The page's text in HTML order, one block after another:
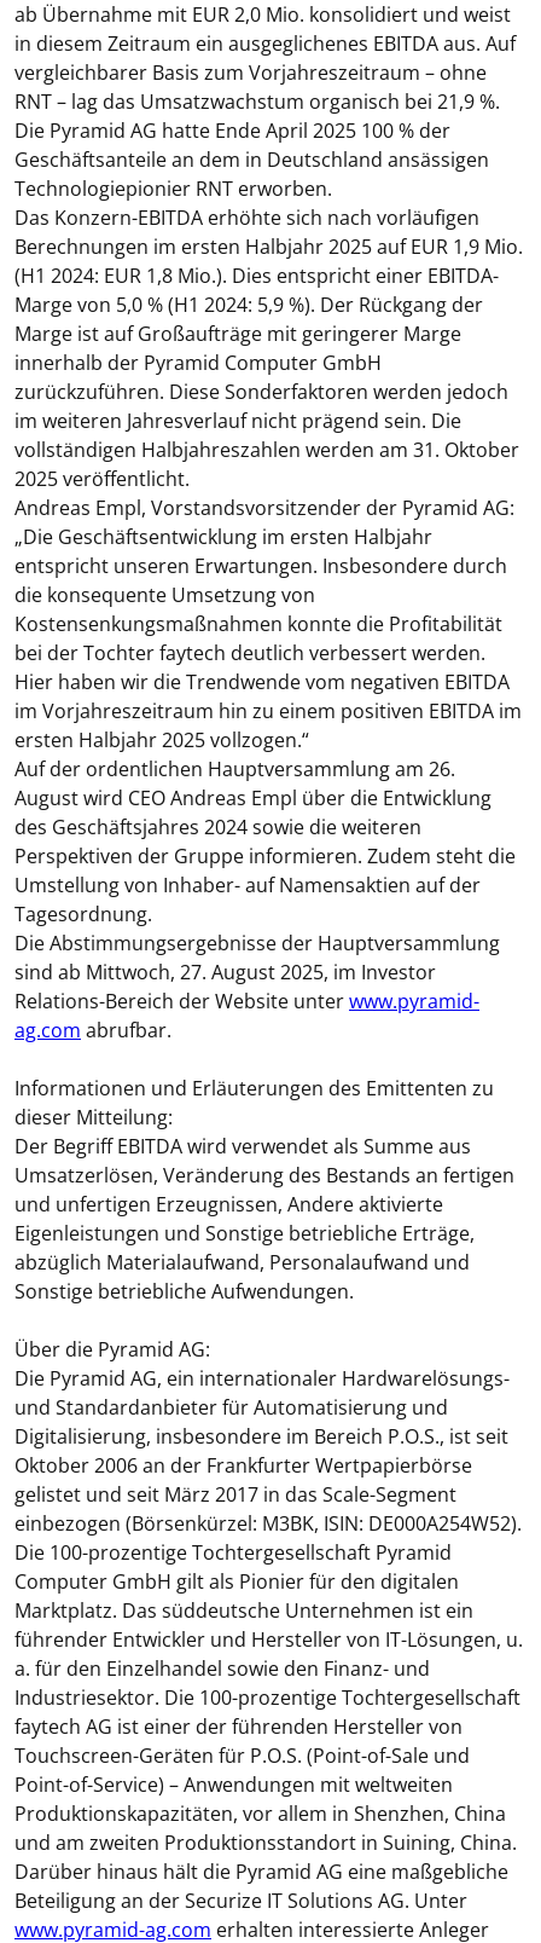
ab Übernahme mit EUR 2,0 Mio. konsolidiert und weist
in diesem Zeitraum ein ausgeglichenes EBITDA aus. Auf
vergleichbarer Basis zum Vorjahreszeitraum – ohne
RNT – lag das Umsatzwachstum organisch bei 21,9 %.
Die Pyramid AG hatte Ende April 2025 100 % der
Geschäftsanteile an dem in Deutschland ansässigen
Technologiepionier RNT erworben.
Das Konzern-EBITDA erhöhte sich nach vorläufigen
Berechnungen im ersten Halbjahr 2025 auf EUR 1,9 Mio.
(H1 2024: EUR 1,8 Mio.). Dies entspricht einer EBITDA-
Marge von 5,0 % (H1 2024: 5,9 %). Der Rückgang der
Marge ist auf Großaufträge mit geringerer Marge
innerhalb der Pyramid Computer GmbH
zurückzuführen. Diese Sonderfaktoren werden jedoch
im weiteren Jahresverlauf nicht prägend sein. Die
vollständigen Halbjahreszahlen werden am 31. Oktober
2025 veröffentlicht.
Andreas Empl, Vorstandsvorsitzender der Pyramid AG:
„Die Geschäftsentwicklung im ersten Halbjahr
entspricht unseren Erwartungen. Insbesondere durch
die konsequente Umsetzung von
Kostensenkungsmaßnahmen konnte die Profitabilität
bei der Tochter faytech deutlich verbessert werden.
Hier haben wir die Trendwende vom negativen EBITDA
im Vorjahreszeitraum hin zu einem positiven EBITDA im
ersten Halbjahr 2025 vollzogen.“
Auf der ordentlichen Hauptversammlung am 26.
August wird CEO Andreas Empl über die Entwicklung
des Geschäftsjahres 2024 sowie die weiteren
Perspektiven der Gruppe informieren. Zudem steht die
Umstellung von Inhaber- auf Namensaktien auf der
Tagesordnung.
Die Abstimmungsergebnisse der Hauptversammlung
sind ab Mittwoch, 27. August 2025, im Investor
Relations-Bereich der Website unterwww.pyramid-
ag.com abrufbar.
Informationen und Erläuterungen des Emittenten zu
dieser Mitteilung:
Der BegriffEBITDAwird verwendet als Summe aus
Umsatzerlösen, Veränderung des Bestands an fertigen
und unfertigen Erzeugnissen, Andere aktivierte
Eigenleistungen und Sonstige betriebliche Erträge,
abzüglich Materialaufwand, Personalaufwand und
Sonstige betriebliche Aufwendungen.
Über die Pyramid AG:
Die Pyramid AG, ein internationaler Hardwarelösungs-
und Standardanbieter für Automatisierung und
Digitalisierung, insbesondere im Bereich P.O.S., ist seit
Oktober 2006 an der Frankfurter Wertpapierbörse
gelistet und seit März 2017 in das Scale-Segment
einbezogen (Börsenkürzel: M3BK, ISIN: DE000A254W52).
Die 100-prozentige Tochtergesellschaft Pyramid
Computer GmbH gilt als Pionier für den digitalen
Marktplatz. Das süddeutsche Unternehmen ist ein
führender Entwickler und Hersteller von IT-Lösungen, u.
a. für den Einzelhandel sowie den Finanz- und
Industriesektor. Die 100-prozentige Tochtergesellschaft
faytech AG ist einer der führenden Hersteller von
Touchscreen-Geräten für P.O.S. (Point-of-Sale und
Point-of-Service) – Anwendungen mit weltweiten
Produktionskapazitäten, vor allem in Shenzhen, China
und am zweiten Produktionsstandort in Suining, China.
Darüber hinaus hält die Pyramid AG eine maßgebliche
Beteiligung an der Securize IT Solutions AG. Unter
www.pyramid-ag.com erhalten interessierte Anleger